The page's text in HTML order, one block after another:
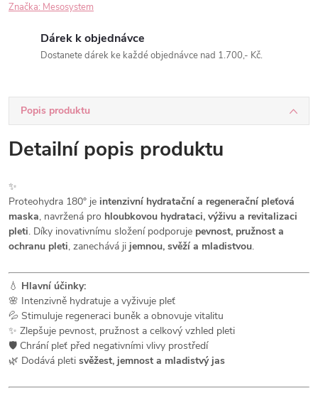
Značka: Mesosystem
Dárek k objednávce
Dostanete dárek ke každé objednávce nad 1.700,- Kč.
Popis produktu
Detailní popis produktu
✨
Proteohydra 180° je intenzivní hydratační a regenerační pleťová
maska, navržená pro hloubkovou hydrataci, výživu a revitalizaci
pleti. Díky inovativnímu složení podporuje pevnost, pružnost a
ochranu pleti, zanechává ji jemnou, svěží a mladistvou.
💧 Hlavní účinky:
🌸 Intenzivně hydratuje a vyživuje pleť
💦 Stimuluje regeneraci buněk a obnovuje vitalitu
✨ Zlepšuje pevnost, pružnost a celkový vzhled pleti
🛡️ Chrání pleť před negativními vlivy prostředí
🌿 Dodává pleti svěžest, jemnost a mladistvý jas